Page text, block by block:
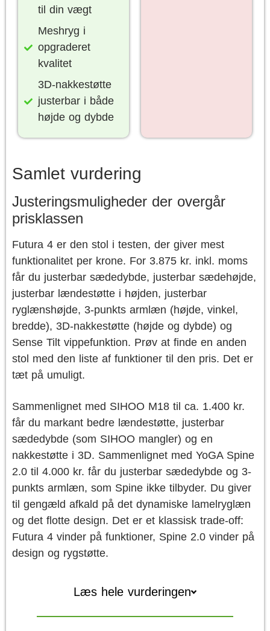
til din vægt
Meshryg i
opgraderet
kvalitet
3D-nakkestøtte
justerbar i både
højde og dybde
Samlet vurdering
Justeringsmuligheder der overgår
prisklassen
Futura 4 er den stol i testen, der giver mest
funktionalitet per krone. For 3.875 kr. inkl. moms
får du justerbar sædedybde, justerbar sædehøjde,
justerbar lændestøtte i højden, justerbar
ryglænshøjde, 3-punkts armlæn (højde, vinkel,
bredde), 3D-nakkestøtte (højde og dybde) og
Sense Tilt vippefunktion. Prøv at finde en anden
stol med den liste af funktioner til den pris. Det er
tæt på umuligt.
Sammenlignet med SIHOO M18 til ca. 1.400 kr.
får du markant bedre lændestøtte, justerbar
sædedybde (som SIHOO mangler) og en
nakkestøtte i 3D. Sammenlignet med YoGA Spine
2.0 til 4.000 kr. får du justerbar sædedybde og 3-
punkts armlæn, som Spine ikke tilbyder. Du giver
til gengæld afkald på det dynamiske lamelryglæn
og det flotte design. Det er et klassisk trade-off:
Futura 4 vinder på funktioner, Spine 2.0 vinder på
design og rygstøtte.
Læs hele vurderingen